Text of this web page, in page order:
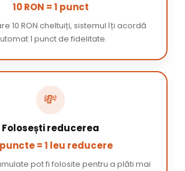
10 RON = 1 punct
10 RON cheltuiți, sistemul îți acordă
1 punct de fidelitate.
💸
Folosești reducerea
puncte = 1 leu reducere
pot fi folosite pentru a plăti mai